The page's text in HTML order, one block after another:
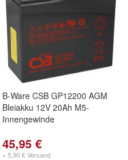
B-Ware CSB GP12200 AGM
Bleiakku 12V 20Ah M5-
Innengewinde
45,95 €
+ 5,90 € Versand